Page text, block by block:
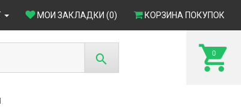
МОИ ЗАКЛАДКИ (0) КОРЗИНА ПОКУПОК
0